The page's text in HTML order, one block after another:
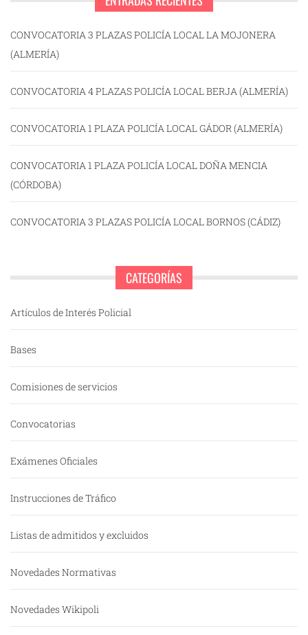
CONVOCATORIA 3 PLAZAS POLICÍA LOCAL LA MOJONERA
(ALMERÍA)
CONVOCATORIA 4 PLAZAS POLICÍA LOCAL BERJA (ALMERÍA)
CONVOCATORIA 1 PLAZA POLICÍA LOCAL GÁDOR (ALMERÍA)
CONVOCATORIA 1 PLAZA POLICÍA LOCAL DOÑA MENCIA
(CÓRDOBA)
CONVOCATORIA 3 PLAZAS POLICÍA LOCAL BORNOS (CÁDIZ)
CATEGORÍAS
Artículos de Interés Policial
Bases
Comisiones de servicios
Convocatorias
Exámenes Oficiales
Instrucciones de Tráfico
Listas de admitidos y excluidos
Novedades Normativas
Novedades Wikipoli